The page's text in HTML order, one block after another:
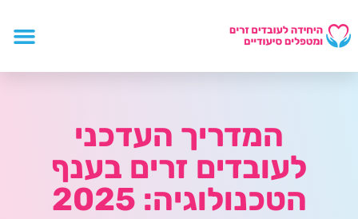
המדריך העדכני
לעובדים זרים בענף
הטכנולוגיה: 2025